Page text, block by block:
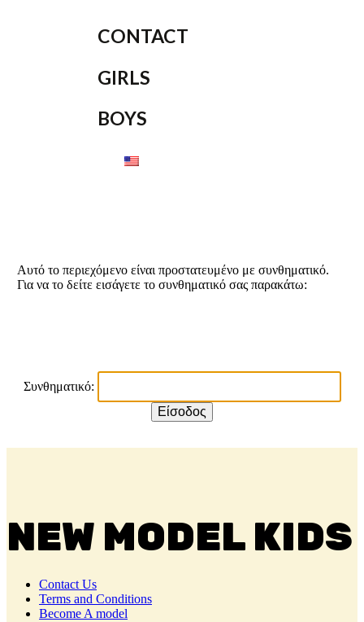
CONTACT
GIRLS
BOYS
Αυτό το περιεχόμενο είναι προστατευμένο με συνθηματικό.
Για να το δείτε εισάγετε το συνθηματικό σας παρακάτω:
Συνθηματικό:
NEW MODEL KIDS
Contact Us
Terms and Conditions
Become A model